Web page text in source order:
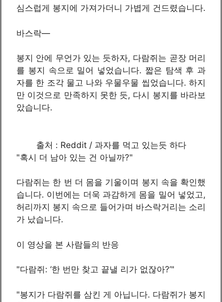
심스럽게 봉지에 가져가더니 가볍게 건드렸습니다.
바스락—
봉지 안에 무언가 있는 듯하자, 다람쥐는 곧장 머리
를 봉지 속으로 밀어 넣었습니다. 짧은 탐색 후 과
자를 한 조각 물고 나와 우물우물 씹었습니다. 하지
만 이것으로 만족하지 못한 듯, 다시 봉지를 바라보
았습니다.
출처 : Reddit / 과자를 먹고 있는듯 하다
"혹시 더 남아 있는 건 아닐까?"
다람쥐는 한 번 더 몸을 기울이며 봉지 속을 확인했
습니다. 이번에는 더욱 과감하게 몸을 밀어 넣었고,
허리까지 봉지 속으로 들어가며 바스락거리는 소리
가 났습니다.
이 영상을 본 사람들의 반응
"다람쥐: ‘한 번만 찾고 끝낼 리가 없잖아?’"
"봉지가 다람쥐를 삼킨 게 아닙니다. 다람쥐가 봉지